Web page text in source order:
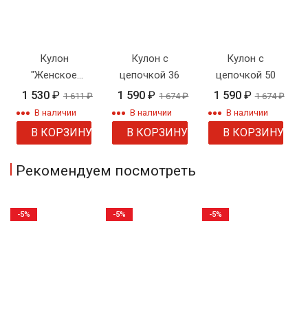
Кулон
"Женское
сердце с
фианитами"
1 530 ₽ 1 611₽
В наличии
В КОРЗИНУ
Кулон с
цепочкой 36
1 590₽ 1 674₽
В наличии
В КОРЗИНУ
Кулон с
цепочкой 50
1 590 ₽ 1 674₽
В наличии
В КОРЗИНУ
Рекомендуем посмотреть
-5% -5% -5%